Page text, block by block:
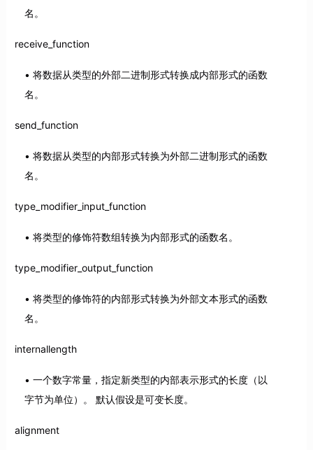
名。
receive_function
将数据从类型的外部二进制形式转换成内部形式的函数
名。
send_function
将数据从类型的内部形式转换为外部二进制形式的函数
名。
type_modifier_input_function
将类型的修饰符数组转换为内部形式的函数名。
type_modifier_output_function
将类型的修饰符的内部形式转换为外部文本形式的函数
名。
internallength
一个数字常量，指定新类型的内部表示形式的长度（以
字节为单位）。 默认假设是可变长度。
alignment